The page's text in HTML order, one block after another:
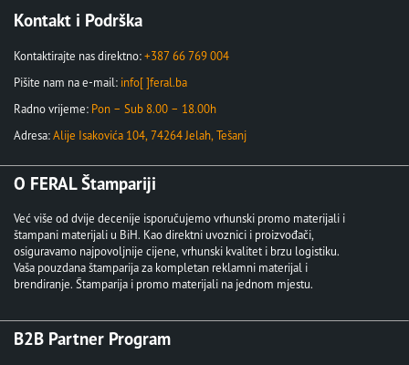
Kontakt i Podrška
Kontaktirajte nas direktno:+387 66 769 004
Pišite nam na e-mail: info[ ]feral.ba
Radno vrijeme: Pon – Sub 8.00 – 18.00h
Adresa:Alije Isakovića 104, 74264 Jelah, Tešanj
O FERAL Štampariji
Već više od dvije decenije isporučujemo vrhunski promo materijali i
štampani materijali u BiH. Kao direktni uvoznici i proizvođači,
osiguravamo najpovoljnije cijene, vrhunski kvalitet i brzu logistiku.
Vaša pouzdana štamparija za kompletan reklamni materijal i
brendiranje. Štamparija i promo materijali na jednom mjestu.
B2B Partner Program